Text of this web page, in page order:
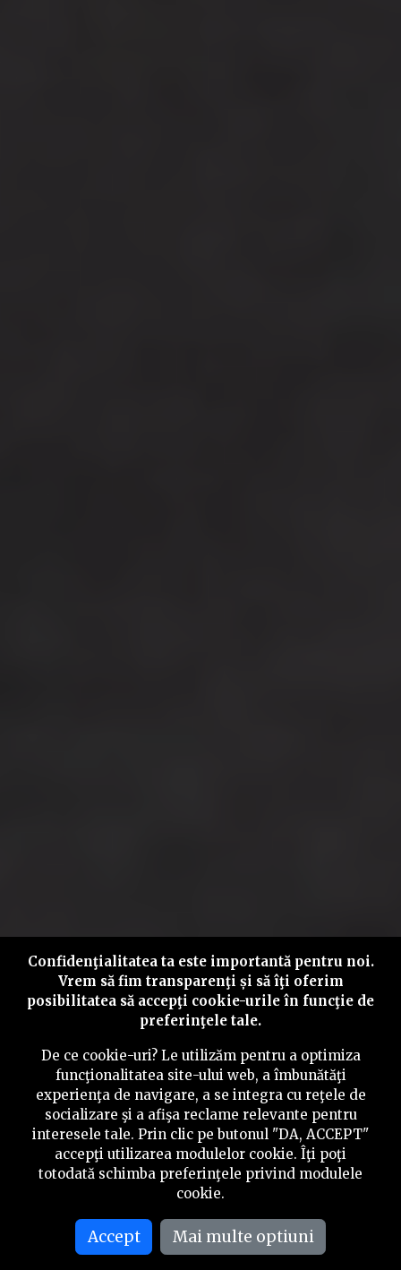
Confidenţialitatea ta este importantă pentru noi.
Vrem să fim transparenţi și să îţi oferim
posibilitatea să accepţi cookie-urile în funcţie de
preferinţele tale.
De ce cookie-uri? Le utilizăm pentru a optimiza
funcţionalitatea site-ului web, a îmbunătăţi
experienţa de navigare, a se integra cu reţele de
socializare şi a afişa reclame relevante pentru
interesele tale. Prin clic pe butonul "DA, ACCEPT"
accepţi utilizarea modulelor cookie. Îţi poţi
totodată schimba preferinţele privind modulele
cookie.
Accept Mai multe optiuni